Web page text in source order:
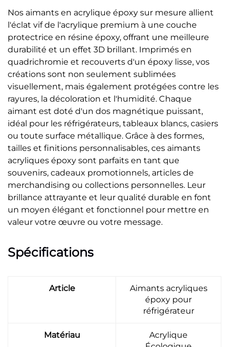
Nos aimants en acrylique époxy sur mesure allient
l'éclat vif de l'acrylique premium à une couche
protectrice en résine époxy, offrant une meilleure
durabilité et un effet 3D brillant. Imprimés en
quadrichromie et recouverts d'un époxy lisse, vos
créations sont non seulement sublimées
visuellement, mais également protégées contre les
rayures, la décoloration et l'humidité. Chaque
aimant est doté d'un dos magnétique puissant,
idéal pour les réfrigérateurs, tableaux blancs, casiers
ou toute surface métallique. Grâce à des formes,
tailles et finitions personnalisables, ces aimants
acryliques époxy sont parfaits en tant que
souvenirs, cadeaux promotionnels, articles de
merchandising ou collections personnelles. Leur
brillance attrayante et leur qualité durable en font
un moyen élégant et fonctionnel pour mettre en
valeur votre œuvre ou votre message.
Spécifications
Article
Aimants acryliques
époxy pour
réfrigérateur
Matériau
Acrylique